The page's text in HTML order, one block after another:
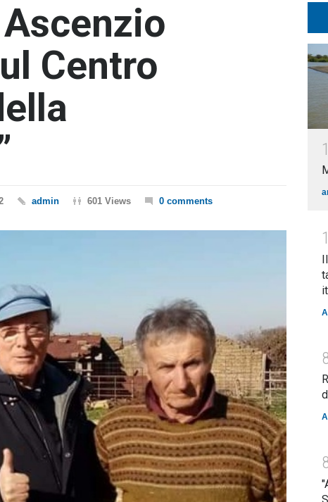
Centro
admin 601 Views 0 comments
1
1